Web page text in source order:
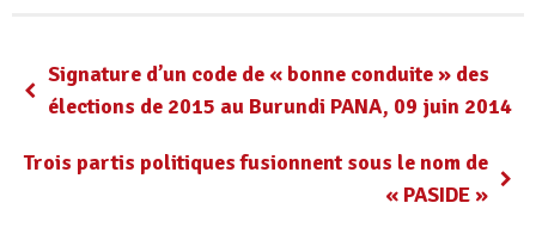
Signature d’un code de « bonne conduite » des
élections de 2015 au Burundi PANA, 09 juin 2014
Trois partis politiques fusionnent sous le nom de
« PASIDE »